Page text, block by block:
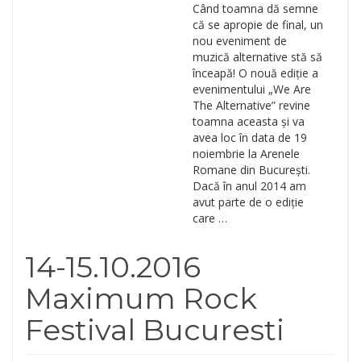
Când toamna dă semne
că se apropie de final, un
nou eveniment de
muzică alternative stă să
înceapă! O nouă ediție a
evenimentului „We Are
The Alternative” revine
toamna aceasta și va
avea loc în data de 19
noiembrie la Arenele
Romane din București.
Dacă în anul 2014 am
avut parte de o ediție
care …
14-15.10.2016
Maximum Rock
Festival Bucuresti